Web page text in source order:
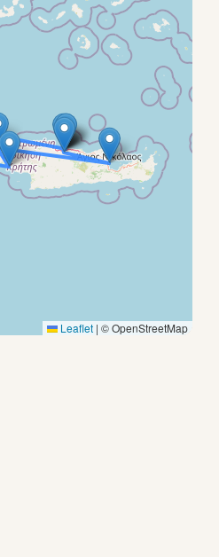
Leaflet | © OpenStreetMap